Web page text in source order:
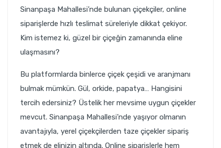
Sinanpaşa Mahallesi’nde bulunan çiçekçiler, online
siparişlerde hızlı teslimat süreleriyle dikkat çekiyor.
Kim istemez ki, güzel bir çiçeğin zamanında eline
ulaşmasını?
Bu platformlarda binlerce çiçek çeşidi ve aranjmanı
bulmak mümkün. Gül, orkide, papatya… Hangisini
tercih edersiniz? Üstelik her mevsime uygun çiçekler
mevcut. Sinanpaşa Mahallesi’nde yaşıyor olmanın
avantajıyla, yerel çiçekçilerden taze çiçekler sipariş
etmek de elinizin altında. Online siparişlerle hem